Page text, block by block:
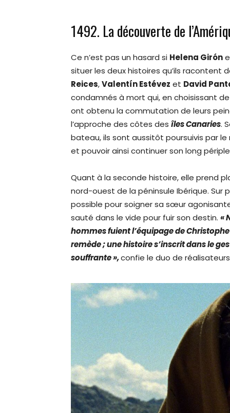
1492. La découverte de
Ce n’est pas un hasard si Helena Girón
situer les deux histoires qu’ils racontent
Reices,Valentín Estévez et David
condamnés à mort qui, en choisissant
ont obtenu la commutation de leurs
l’approche des côtes des îles Canaries.
bateau, ils sont aussitôt poursuivis par
et pouvoir ainsi continuer son long
Quant à la seconde histoire, elle prend
nord-ouest de la péninsule Ibérique. Sur
possible pour soigner sa sœur
sauté dans le vide pour fuir son destin. «
hommes fuient l’équipage de
remède ; une histoire s’inscrit dans le
souffrante »,confie le duo de